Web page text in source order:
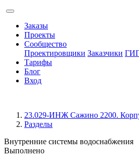
Заказы
Проекты
Сообщество
Проектировщики Заказчики
Тарифы
Блог
Вход
23.029-ИНЖ Сажино 2200.
Разделы
Внутренние системы водоснабжения
Выполнено